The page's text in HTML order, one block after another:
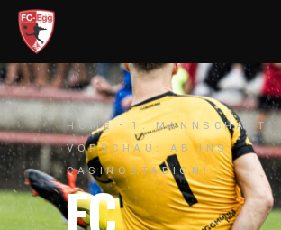
HOME
1. MANNSCHAFT
VORSCHAU: AB INS
CASINOSTADION!
FC